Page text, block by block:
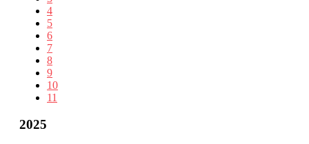
4
5
6
7
8
9
10
11
2025